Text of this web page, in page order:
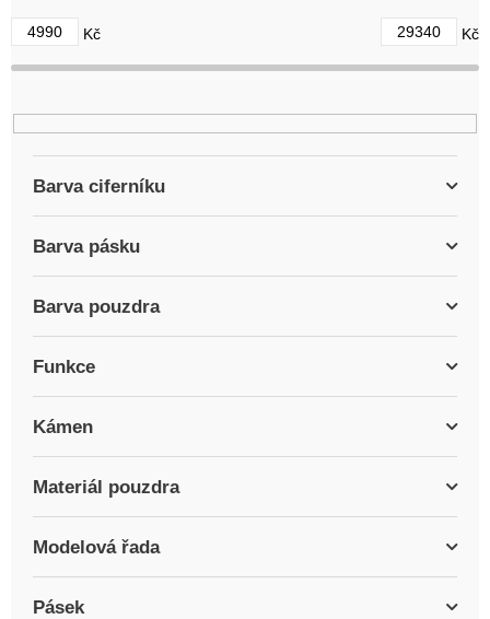
d
u
k
ů
4990 Kč 29340 Kč
Barva ciferníku
Barva pásku
Barva pouzdra
Funkce
Kámen
Materiál pouzdra
Modelová řada
Pásek